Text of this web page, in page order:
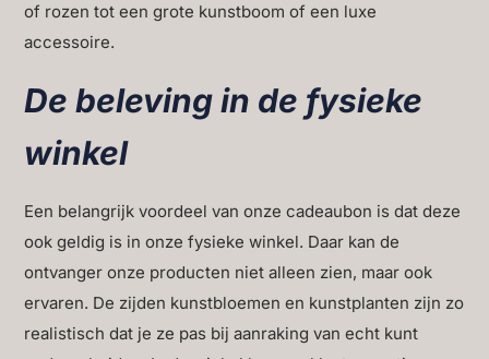
of rozen tot een grote kunstboom of een luxe
accessoire.
De beleving in de fysieke
winkel
Een belangrijk voordeel van onze cadeaubon is dat deze
ook geldig is in onze fysieke winkel. Daar kan de
ontvanger onze producten niet alleen zien, maar ook
ervaren. De zijden kunstbloemen en kunstplanten zijn zo
realistisch dat je ze pas bij aanraking van echt kunt